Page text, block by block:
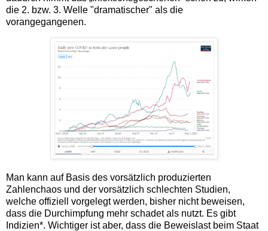
die 2. bzw. 3. Welle "dramatischer" als die
vorangegangenen.
Man kann auf Basis des vorsätzlich produzierten
Zahlenchaos und der vorsätzlich schlechten Studien,
welche offiziell vorgelegt werden, bisher nicht beweisen,
dass die Durchimpfung mehr schadet als nutzt. Es gibt
Indizien*. Wichtiger ist aber, dass die Beweislast beim Staat